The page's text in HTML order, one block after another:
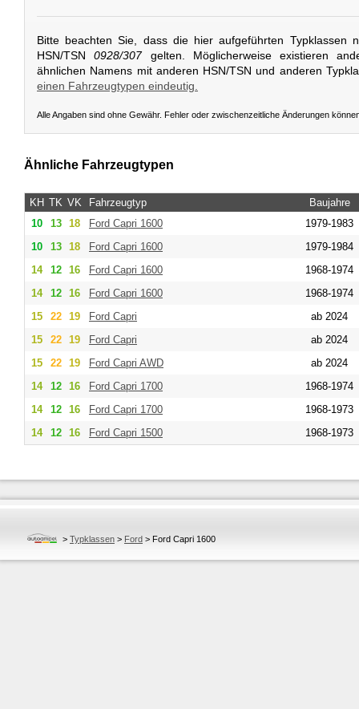
Bitte beachten Sie, dass die hier aufgeführten Typklassen
HSN/TSN0928/307gelten. Möglicherweise existieren
ähnlichen Namens mit anderen HSN/TSN und anderen
einen Fahrzeugtypen eindeutig.
Alle Angaben sind ohne Gewähr. Fehler oder zwischenzeitliche Änderungen
Ähnliche Fahrzeugtypen
KH TK VK Fahrzeugtyp
Baujahre
10
13 18 Ford Capri 1600
1979-1983
10
13 18 Ford Capri 1600
1979-1984
14
12 16 Ford Capri 1600
1968-1974
14
12 16 Ford Capri 1600
1968-1974
15
22 19 Ford Capri
ab 2024
15
22 19 Ford Capri
ab 2024
15
22 19 Ford Capri AWD
ab 2024
14
12 16 Ford Capri 1700
1968-1974
14
12 16 Ford Capri 1700
1968-1973
14
12 16 Ford Capri 1500 1968-1973
> Typklassen > Ford > Ford Capri 1600